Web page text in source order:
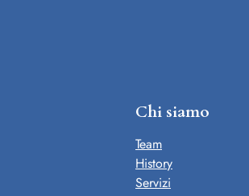
Chi siamo
Team
History
Servizi